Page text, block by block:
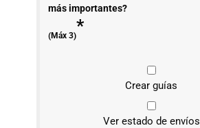
más importantes?
(Máx 3)*
Crear guías
Ver estado de envíos